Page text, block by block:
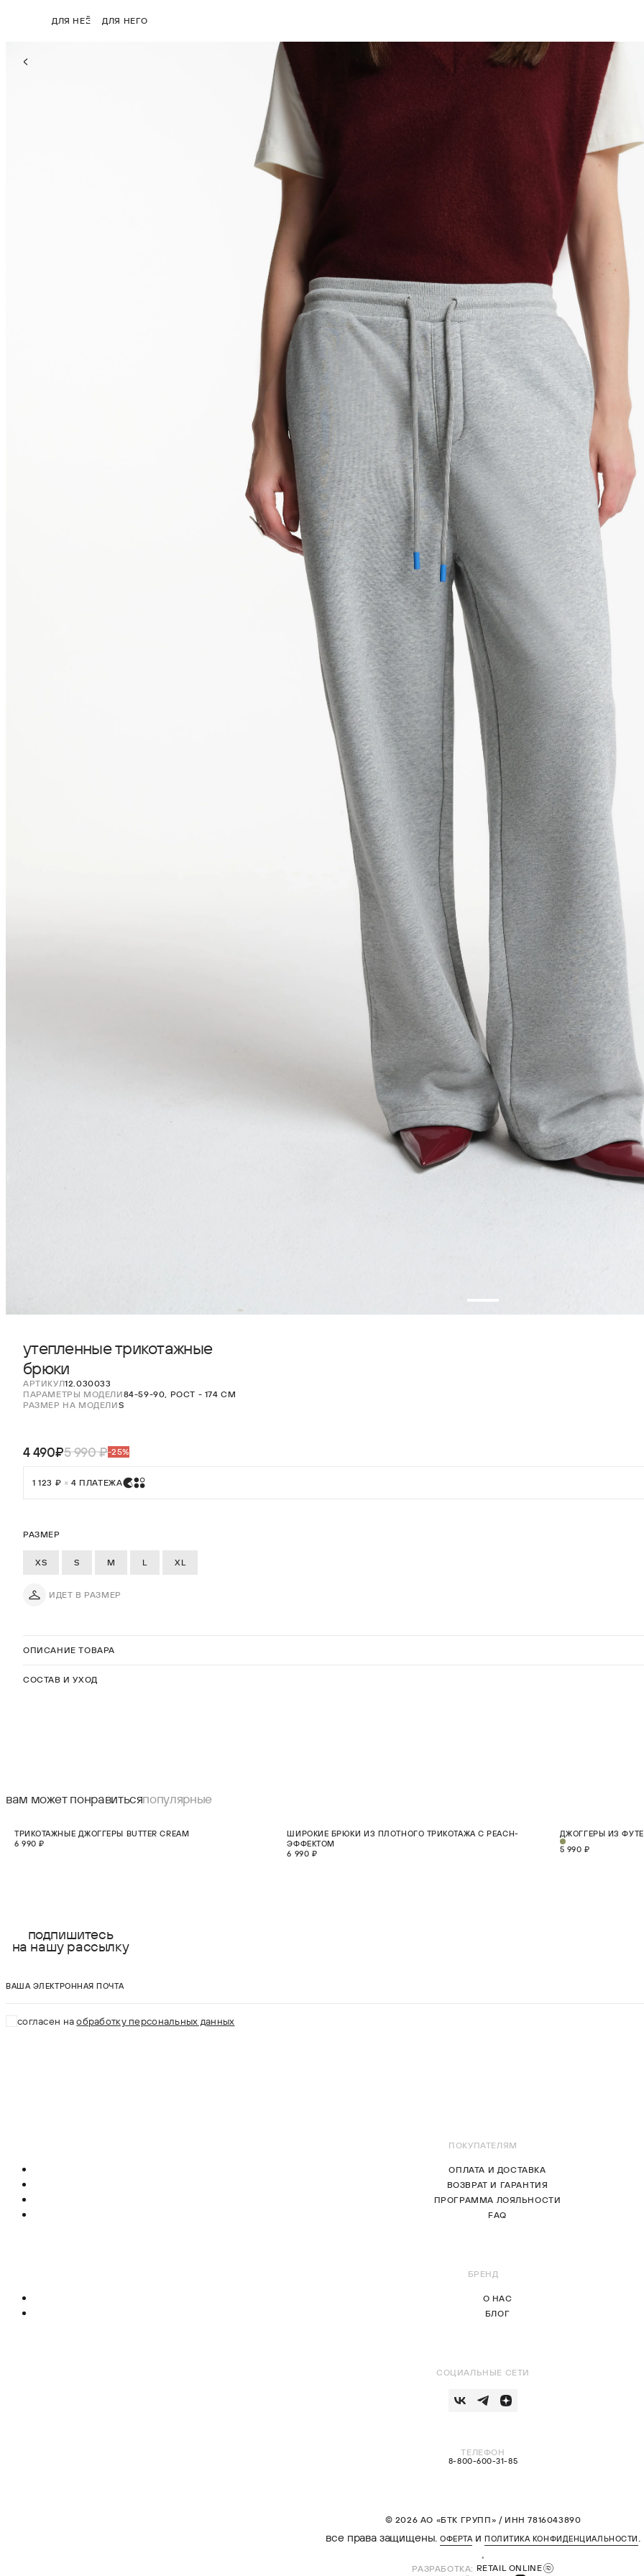
ДЛЯ НЕЁ ДЛЯ НЕГО
утепленные трикотажные
брюки
АРТИКУЛ12.030033
ПАРАМЕТРЫ МОДЕЛИ84-59-90, РОСТ - 174 СМ
РАЗМЕР НА МОДЕЛИS
ОПИСАНИЕ ТОВАРА
СОСТАВ И УХОД
РАЗМЕР
XS S M L XL
ИДЕТ В РАЗМЕР
4 490₽5 990 ₽-25%
1 123 ₽ × 4 ПЛАТЕЖА
вам может понравитьсяпопулярные
XS S M L XL
ТРИКОТАЖНЫЕ ДЖОГГЕРЫ BUTTER CREAM
6 990 ₽
XS S M L
ШИРОКИЕ БРЮКИ ИЗ ПЛОТНОГО ТРИКОТАЖА С PEACH-
ЭФФЕКТОМ
6 990 ₽
ДЖОГГЕРЫ ИЗ
5 990 ₽
подпишитесь
на нашу рассылку
согласен наобработку персональных данных
СОЦИАЛЬНЫЕ СЕТИ
ТЕЛЕФОН
8-800-600-31-85
ПОКУПАТЕЛЯМ
ОПЛАТА И ДОСТАВКА
ВОЗВРАТ И ГАРАНТИЯ
ПРОГРАММА ЛОЯЛЬНОСТИ
FAQ
БРЕНД
О НАС
БЛОГ
© 2026 АО «БТК ГРУПП» / ИНН 7816043890
все права защищены.ОФЕРТА и ПОЛИТИКА КОНФИДЕНЦИАЛЬНОСТИ
РАЗРАБОТКА: RETAIL ONLINE